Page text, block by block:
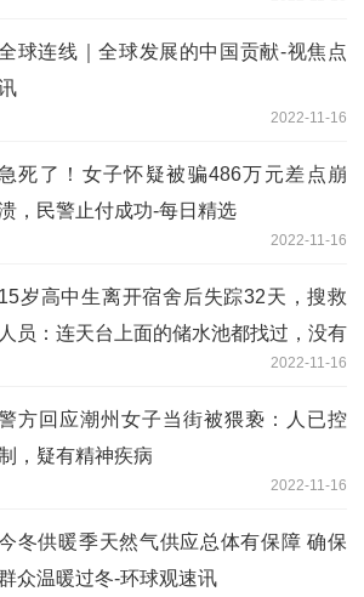
球连线｜全球发展的中国贡献-视焦点
2022-11-16
急死了！女子怀疑被骗486万元差点崩
，民警止付成功-每日精选
2022-11-16
15岁高中生离开宿舍后失踪32天，搜救
人员：连天台上面的储水池都找过，没有
2022-11-16
方回应潮州女子当街被猥亵：人已控
，疑有精神疾病
2022-11-16
冬供暖季天然气供应总体有保障 确保
众温暖过冬-环球观速讯